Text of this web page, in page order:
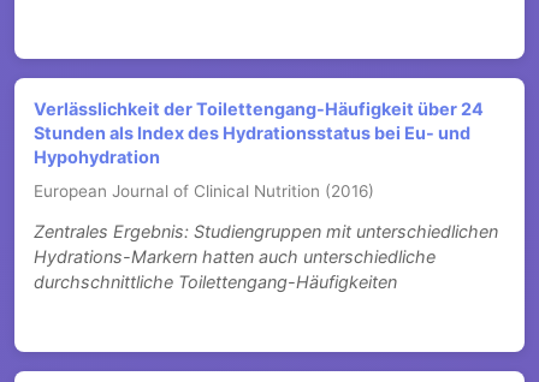
Verlässlichkeit der Toilettengang-Häufigkeit über 24
Stunden als Index des Hydrationsstatus bei Eu- und
Hypohydration
European Journal of Clinical Nutrition (2016)
Zentrales Ergebnis: Studiengruppen mit unterschiedlichen
Hydrations-Markern hatten auch unterschiedliche
durchschnittliche Toilettengang-Häufigkeiten